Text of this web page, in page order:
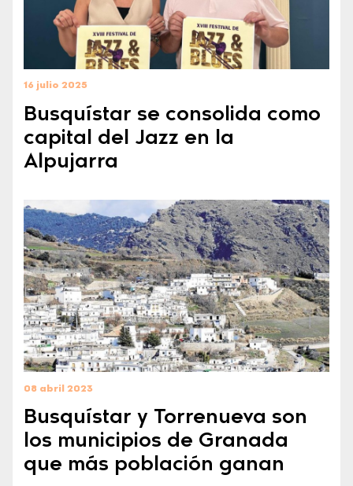
16 julio 2025
Busquístar se consolida como
capital del Jazz en la
Alpujarra
08 abril 2023
Busquístar y Torrenueva son
los municipios de Granada
que más población ganan